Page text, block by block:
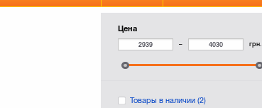
Цена
– грн.
Товары в наличии(2)